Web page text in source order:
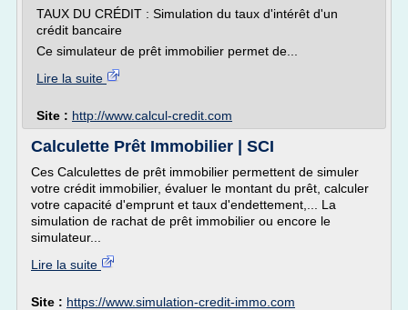
TAUX DU CRÉDIT : Simulation du taux d'intérêt d'un
crédit bancaire
Ce simulateur de prêt immobilier permet de...
Lire la suite
Site : http://www.calcul-credit.com
Calculette Prêt Immobilier | SCI
Ces Calculettes de prêt immobilier permettent de simuler
votre crédit immobilier, évaluer le montant du prêt, calculer
votre capacité d'emprunt et taux d'endettement,... La
simulation de rachat de prêt immobilier ou encore le
simulateur...
Lire la suite
Site : https://www.simulation-credit-immo.com